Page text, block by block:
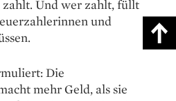
Und wer zahlt, füllt
und
Die
mehr Geld, als sie